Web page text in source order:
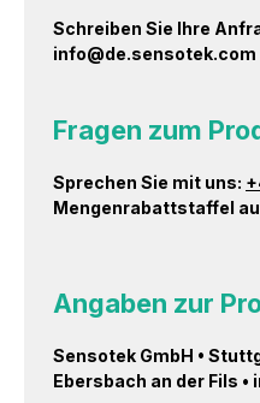
Schreiben Sie Ihre
info@de.sensotek.com
Fragen zum
Sprechen Sie mit uns:
Mengenrabattstaffel
Angaben zur
Sensotek GmbH •
Ebersbach an der Fils